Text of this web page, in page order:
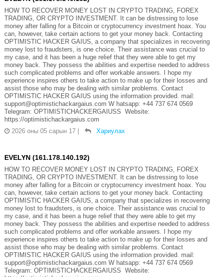
HOW TO RECOVER MONEY LOST IN CRYPTO TRADING, FOREX
TRADING, OR CRYPTO INVESTMENT. It can be distressing to lose
money after falling for a Bitcoin or cryptocurrency investment hoax. You
can, however, take certain actions to get your money back. Contacting
OPTIMISTIC HACKER GAIUS, a company that specializes in recovering
money lost to fraudsters, is one choice. Their assistance was crucial to
my case, and it has been a huge relief that they were able to get my
money back. They possess the abilities and expertise needed to address
such complicated problems and offer workable answers. I hope my
experience inspires others to take action to make up for their losses and
assist those who may be dealing with similar problems. Contact
OPTIMISTIC HACKER GAIUS using the information provided. mail:
support@optimistichackargaius.com W hatsapp: +44 737 674 0569
Telegram: OPTIMISTICHACKERGAIUSS Website:
https://optimistichackargaius.com
2026 оны 05 сарын 17
Хариулах
EVELYN (161.178.140.192)
HOW TO RECOVER MONEY LOST IN CRYPTO TRADING, FOREX
TRADING, OR CRYPTO INVESTMENT. It can be distressing to lose
money after falling for a Bitcoin or cryptocurrency investment hoax. You
can, however, take certain actions to get your money back. Contacting
OPTIMISTIC HACKER GAIUS, a company that specializes in recovering
money lost to fraudsters, is one choice. Their assistance was crucial to
my case, and it has been a huge relief that they were able to get my
money back. They possess the abilities and expertise needed to address
such complicated problems and offer workable answers. I hope my
experience inspires others to take action to make up for their losses and
assist those who may be dealing with similar problems. Contact
OPTIMISTIC HACKER GAIUS using the information provided. mail:
support@optimistichackargaius.com W hatsapp: +44 737 674 0569
Telegram: OPTIMISTICHACKERGAIUSS Website: